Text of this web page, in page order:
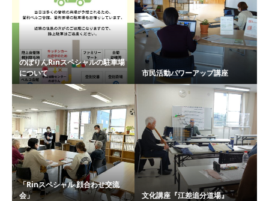
のぼりんRinスペシャルの駐車場
について
市民活動パワーアップ講座
「Rinスペシャル 顔合わせ交流
会」
文化講座『江差追分道場』